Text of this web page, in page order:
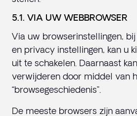
5.1. VIA UW WEBBROWSER
Via uw browserinstellingen,
en privacy instellingen, kan u
uit te schakelen. Daarnaast
verwijderen door middel van
“browsegeschiedenis”.
De meeste browsers zijn